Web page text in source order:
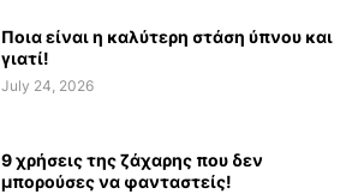
Ποια είναι η καλύτερη στάση ύπνου και
γιατί!
July 24, 2026
9 χρήσεις της ζάχαρης που δεν
μπορούσες να φανταστείς!